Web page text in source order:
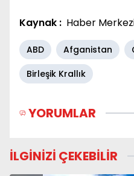
Kaynak : Haber
ABD Afganistan
Birleşik Krallık
YORUMLAR
İLGİNİZİ ÇEKEBİLİR